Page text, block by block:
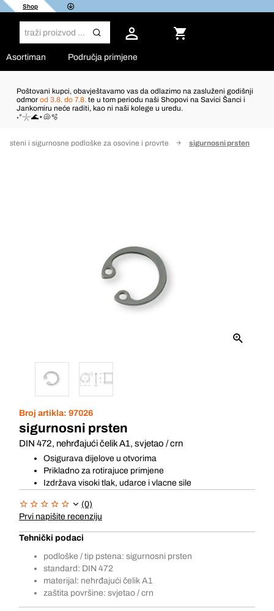
Shop
Asortiman Područja primjene
Poštovani kupci, obavještavamo vas da odlazimo na zasluženi godišnji
odmor od 3.8. do 7.8. te u tom periodu naši Shopovi na Savici Šanci i
Jankomiru neće raditi, kao ni naši kolege u uredu.
˖°𓇼🌊⋆🐚🫧
prsteni i sigurnosne podloške za osovine i provrte sigurnosni prsten
Broj artikla: 97026
sigurnosni prsten
DIN 472, nehrđajući čelik A1, svjetao / crn
Osigurava dijelove u otvorima
Prikladno za rotirajuce primjene
Izdržava visoki tlak, udarce i vlacne sile
(0)
Prvi napišite recenziju
Tehnički podaci
podloške / tip pstena: sigurnosni prsten
standard: DIN 472
materijal: nehrđajući čelik A1
zaštita površine: svjetao / crn